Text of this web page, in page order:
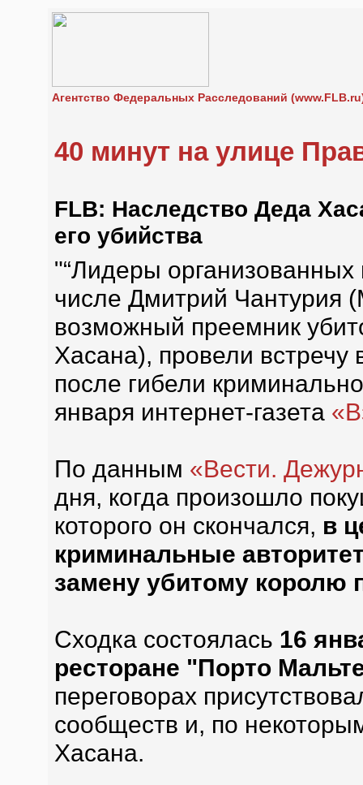
Агентство Федеральных Расследований
40 минут на улице
FLB: Наследство Деда
его убийства
"“Лидеры организованных
числе Дмитрий Чантурия
возможный преемник
Хасана), провели встречу
после гибели
января интернет-газета
По данным «Вести.
дня, когда произошло
которого он скончался, в
криминальные
замену убитому королю
Сходка состоялась 16
ресторане "Порто
переговорах
сообществ и, по
Хасана.